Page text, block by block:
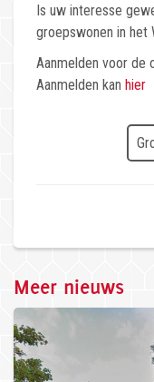
Is uw interesse
groepswonen in het
Aanmelden voor de
Aanmelden kan hier
Meer nieuws